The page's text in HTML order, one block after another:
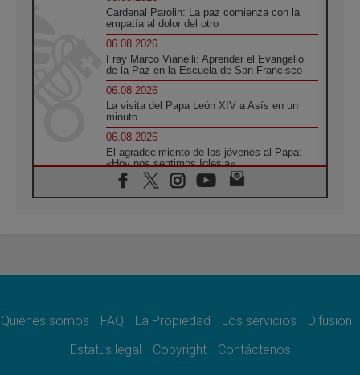
Cardenal Parolin: La paz comienza con la
empatía al dolor del otro
06.08.2026
Fray Marco Vianelli: Aprender el Evangelio
de la Paz en la Escuela de San Francisco
06.08.2026
La visita del Papa León XIV a Asís en un
minuto
06.08.2026
El agradecimiento de los jóvenes al Papa:
«Hoy nos sentimos Iglesia»
06.08.2026
Líbano: Reanudan los coloquios en Roma en
paz
Sturla: La visita de León XIV será una buena
Quiénes somos FAQ La Propiedad Los servicios
Difusión
Estatus legal
Copyright Contáctenos